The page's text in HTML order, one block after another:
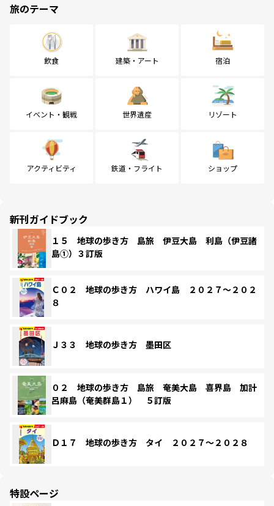
旅のテーマ
飲食 建築・アート 宿泊
イベント・観戦 世界遺産 リゾート
アクティビティ 鉄道・フライト ショップ
新刊ガイドブック
１５ 地球の歩き方 島旅 伊豆大島 利島（伊豆諸
島①）３訂版
Ｃ０２ 地球の歩き方 ハワイ島 ２０２７～２０２
８
Ｊ３３ 地球の歩き方 墨田区
０２ 地球の歩き方 島旅 奄美大島 喜界島 加計
呂麻島（奄美群島１） ５訂版
Ｄ１７ 地球の歩き方 タイ ２０２７～２０２８
特設ページ